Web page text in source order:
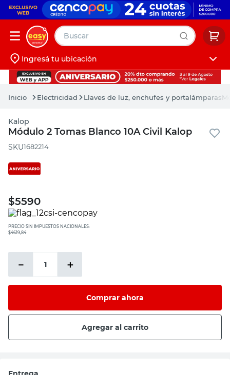
Buscar
Iniciá sesión
Ingresá tu ubicación
Electricidad Llaves de luz, enchufes y portalámparas
Kalop
Módulo 2 Tomas Blanco 10A Civil Kalop
:1682214
$5590
PRECIO SIN IMPUESTOS NACIONALES:
$4619,84
＋
－
Comprar ahora
Agregar al carrito
muebles
pintura
escritorio
puertas